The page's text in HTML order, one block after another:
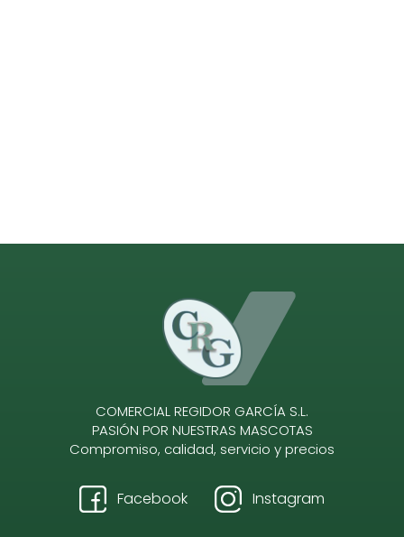
COMERCIAL REGIDOR GARCÍA S.L.
PASIÓN POR NUESTRAS MASCOTAS
Compromiso, calidad, servicio y precios
Facebook Instagram